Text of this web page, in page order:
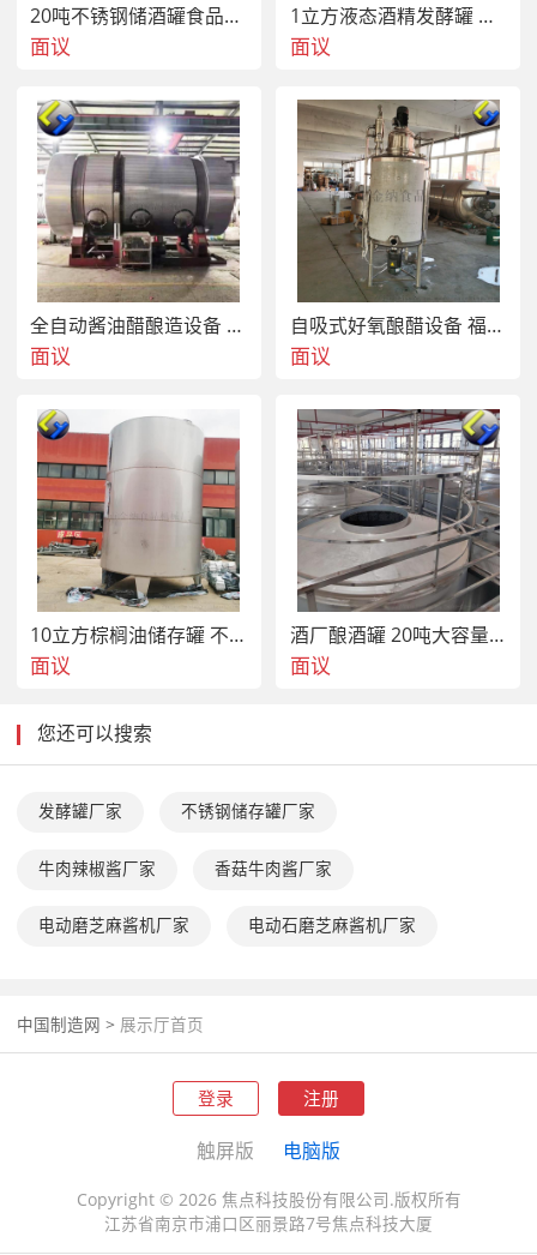
20吨不锈钢储酒罐食品级储油罐 3 型储存醋罐
面议
1立方液态酒精发酵罐 立式带腿不锈钢储存酒罐
面议
全自动酱油醋酿造设备 制曲蒸料一体机
面议
自吸式好氧酿醋设备 福林斯技术白醋液态发酵罐
面议
10立方棕榈油储存罐 不锈钢 油储油罐
面议
酒厂酿酒罐 20吨大容量304不锈钢储酒罐
面议
您还可以搜索
发酵罐厂家 不锈钢储存罐厂家
牛肉辣椒酱厂家 香菇牛肉酱厂家
电动磨芝麻酱机厂家 电动石磨芝麻酱机厂家
中国制造网 > 展示厅首页
登录 注册
触屏版 电脑版
Copyright © 2026 焦点科技股份有限公司.版权所有
江苏省南京市浦口区丽景路7号焦点科技大厦